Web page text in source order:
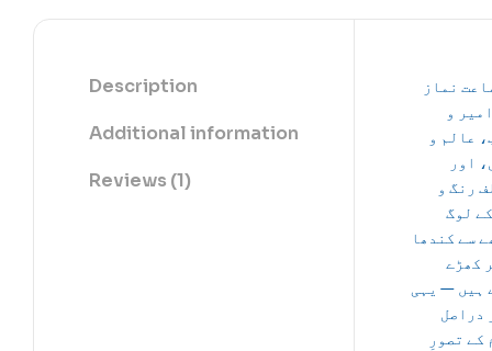
Description
Additional information
Reviews (1)
نماز
و
عالم و
اور
رنگ و
لوگ
سے کندھا
کھڑے
ہیں — یہی
دراصل
کے تصورِ